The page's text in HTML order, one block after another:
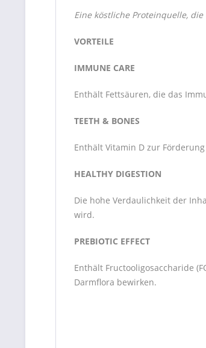
Eine köstliche Proteinquelle,
VORTEILE
IMMUNE CARE
Enthält Fettsäuren, die das
TEETH & BONES
Enthält Vitamin D zur
HEALTHY DIGESTION
Die hohe Verdaulichkeit der
wird.
PREBIOTIC EFFECT
Enthält Fructooligosaccharide
Darmflora bewirken.